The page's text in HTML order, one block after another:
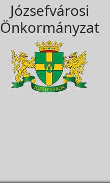
Józsefvárosi
Önkormányzat